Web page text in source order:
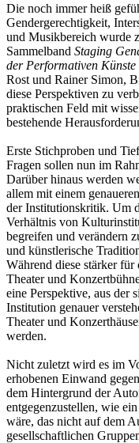
Die noch immer heiß
Gendergerechtigkeit,
und Musikbereich wurde
Sammelband Staging
der Performativen Künste
Rost und Rainer Simon,
diese Perspektiven zu
praktischen Feld mit
bestehende
Erste Stichproben und
Fragen sollen nun im
Darüber hinaus werden
allem mit einem
der Institutionskritik. Um
Verhältnis von
begreifen und verändern
und künstlerische
Während diese stärker
Theater und
eine Perspektive, aus der
Institution genauer
Theater und
werden.
Nicht zuletzt wird es im
erhobenen Einwand
dem Hintergrund der
entgegenzustellen, wie
wäre, das nicht auf dem
gesellschaftlichen